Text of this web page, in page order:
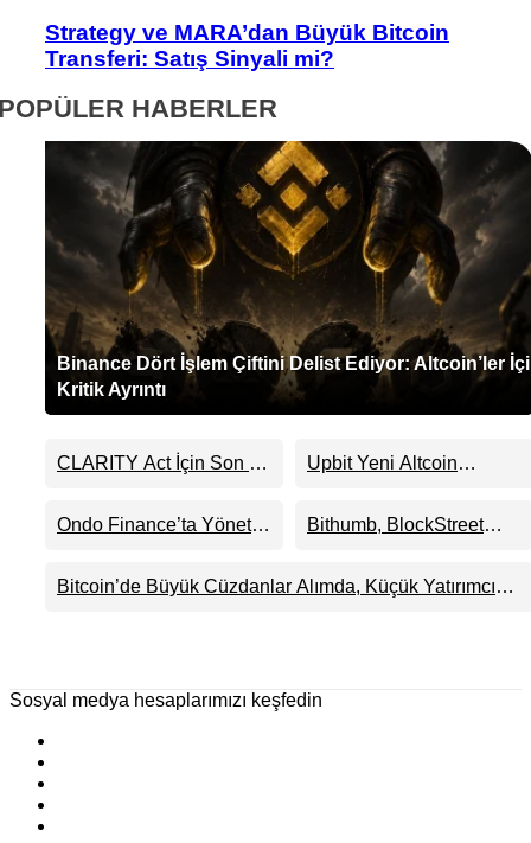
Strategy ve MARA’dan Büyük Bitcoin
Transferi: Satış Sinyali mi?
HABERLER
Binance Dört İşlem Çiftini Delist Ediyor: Altcoin’ler
Kritik Ayrıntı
CLARITY Act İçin Son 24
Kripto Para Piyasasının
Upbit Yeni Altcoin
KRW, BTC ve USDT
Ondo Finance’ta Yönetim
Milyarlarca Dolarlık
Tokenizasyon Devinin
Bithumb, BlockStreet
Çifti Desteği Duyurdu
Bitcoin’de Büyük Cüzdanlar Alımda, Küçük Yatırımcı
Sosyal medya hesaplarımızı keşfedin